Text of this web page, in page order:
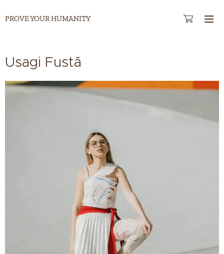
PROVE YOUR HUMANITY
Usagi Fustă